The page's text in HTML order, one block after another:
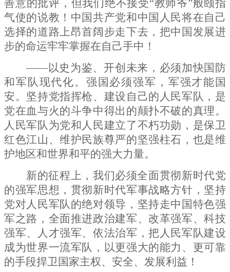
善意的批评，但我们绝不接受“教师爷”般颐指
气使的说教！中国共产党和中国人民将在自己
选择的道路上昂首阔步走下去，把中国发展进
步的命运牢牢掌握在自己手中！
——以史为鉴、开创未来，必须加快国防
和军队现代化。强国必须强军，军强才能国
安。坚持党指挥枪、建设自己的人民军队，是
党在血与火的斗争中得出的颠扑不破的真理。
人民军队为党和人民建立了不朽功勋，是保卫
红色江山、维护民族尊严的坚强柱石，也是维
护地区和世界和平的强大力量。
新的征程上，我们必须全面贯彻新时代党
的强军思想，贯彻新时代军事战略方针，坚持
党对人民军队的绝对领导，坚持走中国特色强
军之路，全面推进政治建军、改革强军、科技
强军、人才强军、依法治军，把人民军队建设
成为世界一流军队，以更强大的能力、更可靠
的手段捍卫国家主权、安全、发展利益！